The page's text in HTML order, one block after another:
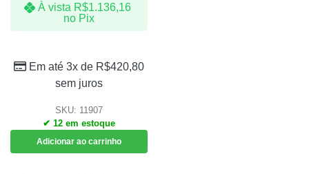
À vista R$1.136,16
no Pix
Em até 3x de R$420,80
sem juros
SKU: 11907
✔ 12 em estoque
Adicionar ao carrinho